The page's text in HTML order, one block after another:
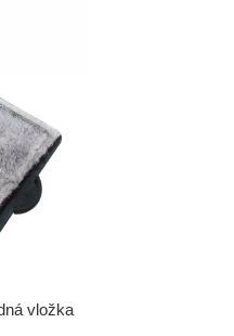
vložka